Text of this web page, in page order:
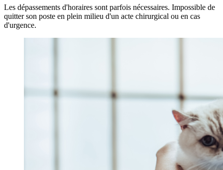
Les dépassements d'horaires sont parfois nécessaires. Impossible de
quitter son poste en plein milieu d'un acte chirurgical ou en cas
d'urgence.